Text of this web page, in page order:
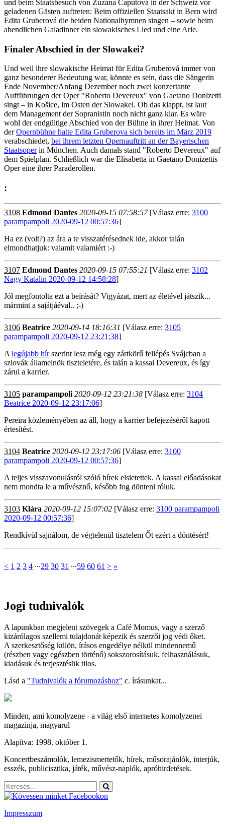
und beim Staatsbesuch von Zuzana Čaputová in der Schweiz vor
geladenen Gästen auftreten: Beim offiziellen Staatsakt in Bern wird
Edita Gruberová die beiden Nationalhymnen singen – sowie beim
abendlichen Galadinner ein slowakisches Lied und eine Arie.
Finaler Abschied in der Slowakei?
Und weil ihre slowakische Heimat für Edita Gruberová immer von
ganz besonderer Bedeutung war, könnte es sein, dass die Sängerin
Ende November/Anfang Dezember noch zwei konzertante
Aufführungen der Oper "Roberto Devereux" von Gaetano Donizetti
singt – in Košice, im Osten der Slowakei. Ob das klappt, ist laut
dem Management der Sopranistin noch nicht ganz klar. Es wäre
wohl der endgültige Abschied von der Bühne in ihrer Heimat. Von
derOpernbühne hatte Edita Gruberova sich bereits im März 2019
verabschiedet, bei ihrem letzten Opernauftritt an der Bayerischen
Staatsoperin München. Auch damals stand "Roberto Devereux" auf
dem Spielplan. Schließlich war die Elisabetta in Gaetano Donizettis
Oper eine ihrer Paraderollen.
:
3108 Edmond Dantes 2020-09-15 07:58:57[Válasz erre: 3100
parampampoli 2020-09-12 00:57:36]
Ha ez (volt?) az ára a te visszatérésednek ide, akkor talán
elmondhatjuk: valamit valamiért :-)
3107 Edmond Dantes 2020-09-15 07:55:21 [Válasz erre: 3102
Nagy Katalin 2020-09-12 14:58:28]
Jól megfontolta ezt a beírását? Vigyázat, mert az életével játszik...
mármint a sajátjáéval.. ;-)
3106 Beatrice 2020-09-14 18:16:31 [Válasz erre: 3105
parampampoli 2020-09-12 23:21:38]
A legújabb hírszerint lesz még egy zártkörű fellépés Svájcban a
szlovák államelnök tiszteletére, és talán a kassai Devereux, és így
zárul a karrier.
3105 parampampoli 2020-09-12 23:21:38 [Válasz erre: 3104
Beatrice 2020-09-12 23:17:06]
Pereira közleményében az áll, hogy a karrier befejezéséről kapott
értesítést.
3104 Beatrice 2020-09-12 23:17:06 [Válasz erre: 3100
parampampoli 2020-09-12 00:57:36]
A teljes visszavonulásról szóló hírek elsietettek. A kassai előadásokat
nem mondta le a művésznő, később fog dönteni róluk.
3103 Klára 2020-09-12 15:07:02 [Válasz erre: 3100 parampampoli
2020-09-12 00:57:36]
Rendkívül sajnálom, de végtelenül tisztelem Őt ezért a döntésért!
< 1 2 3 4 ∙∙∙29 30 31 ∙∙∙59 60 61 > »
Jogi tudnivalók
A lapunkban megjelent szövegek a Café Momus, vagy a szerző
kizárólagos szellemi tulajdonát képezik és szerzői jog védi őket.
A szerkesztőség külön, írásos engedélye nélkül mindennemű
(részben vagy egészben történő) sokszorosításuk, felhasználásuk,
kiadásuk és terjesztésük tilos.
Lásd a "Tudnivalók a fórumozáshoz" c. írásunkat...
Minden, ami komolyzene - a világ első internetes komolyzenei
magazinja, magyarul
Alapítva: 1998. október 1.
Koncertbeszámolók, lemezismertetők, hírek, műsorajánlók, interjúk,
esszék, publicisztika, játék, művész-naplók, apróhirdetések.
Impresszum